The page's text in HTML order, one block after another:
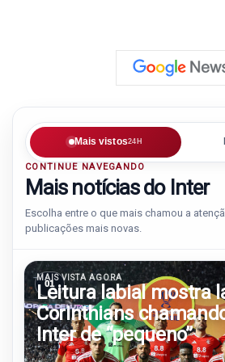
Mais vistos24H
CONTINUE NAVEGANDO
Mais notícias do Inter
Escolha entre o que mais chamou a
publicações mais novas.
01
MAIS VISTA AGORA
Leitura labial mostra
Corinthians
Inter de “pequeno”